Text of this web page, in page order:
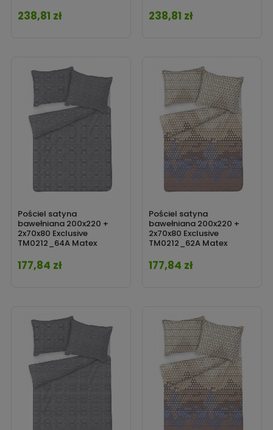
Cena
238,81 zł Cena
238,81 zł
Pościel satyna
bawełniana 200x220 +
2x70x80 Exclusive
TM0212_64A Matex
Cena
177,84 zł
Pościel satyna
bawełniana 200x220 +
2x70x80 Exclusive
TM0212_62A Matex
Cena
177,84 zł